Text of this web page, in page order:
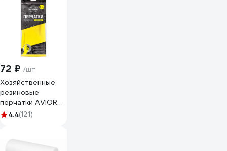
72 ₽ /шт
Хозяйственные
резиновые
перчатки AVIORA,
размер L 402-568
4.4(121)